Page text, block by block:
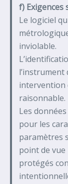
f) Exigences
Le logiciel
inviolable.
l’instrument
intervention
raisonnable.
Les
pour les
paramètres
point de
protégés